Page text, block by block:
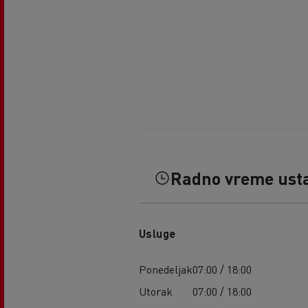
Radno vreme
Usluge
Ponedeljak07:00 / 18:00
Utorak
07:00 / 18:00